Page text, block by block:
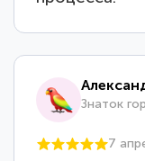
Знаток
7